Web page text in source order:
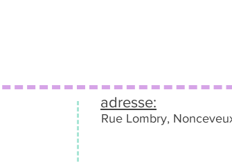
adresse:
Rue Lombry,